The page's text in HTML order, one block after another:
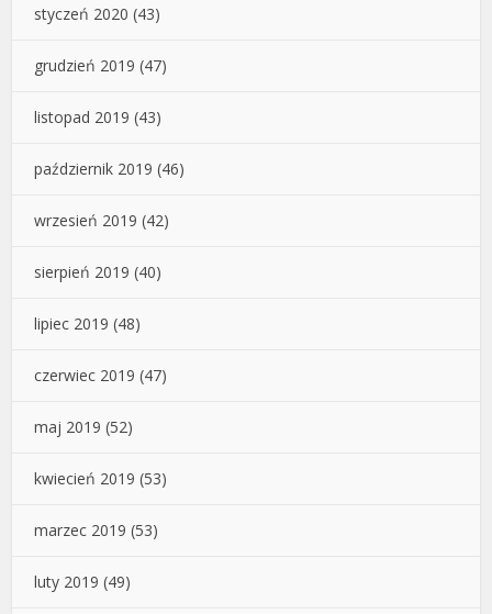
styczeń 2020 (43)
grudzień 2019 (47)
listopad 2019 (43)
październik 2019 (46)
wrzesień 2019 (42)
sierpień 2019 (40)
lipiec 2019 (48)
czerwiec 2019 (47)
maj 2019 (52)
kwiecień 2019 (53)
marzec 2019 (53)
luty 2019 (49)